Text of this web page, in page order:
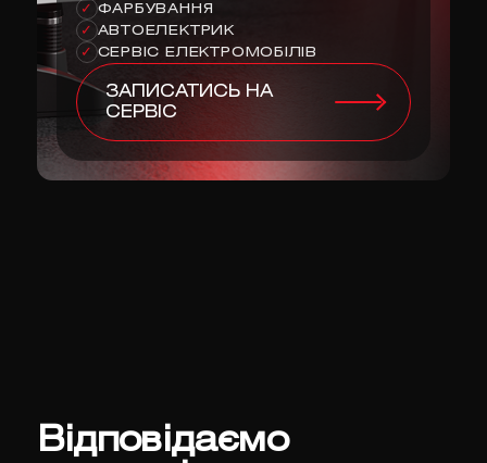
✓ ФАРБУВАННЯ
✓ АВТОЕЛЕКТРИК
✓ СЕРВІС ЕЛЕКТРОМОБІЛІВ
ЗАПИСАТИСЬ НА
СЕРВІС
Відповідаємо